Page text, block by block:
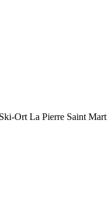
Ort La Pierre Saint